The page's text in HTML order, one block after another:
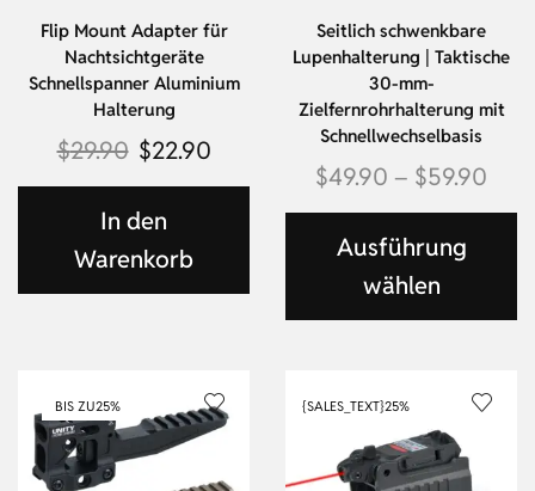
Flip Mount Adapter für
Nachtsichtgeräte
Schnellspanner Aluminium
Halterung
$29.90 $22.90
In den
Warenkorb
Seitlich schwenkbare
Lupenhalterung | Taktische
30-mm-
Zielfernrohrhalterung mit
Schnellwechselbasis
$49.90 – $59.90
Ausführung
wählen
BIS ZU25% {SALES_TEXT}25%